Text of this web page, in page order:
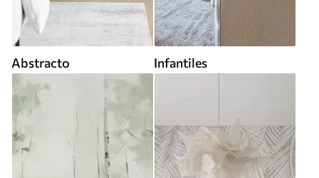
Abstracto Infantiles